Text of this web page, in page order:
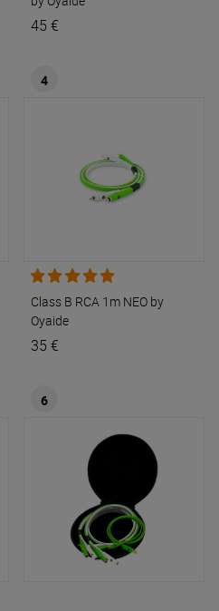
45 €
4
Class B RCA 1m NEO by
Oyaide
35 €
6